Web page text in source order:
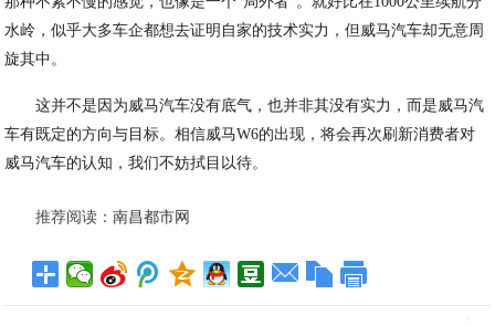
水岭，似乎大多车企都想去证明自家的技术实力，但威马汽车却无意周
旋其中。
这并不是因为威马汽车没有底气，也并非其没有实力，而是威马汽
车有既定的方向与目标。相信威马W6的出现，将会再次刷新消费者对
威马汽车的认知，我们不妨拭目以待。
推荐阅读：南昌都市网